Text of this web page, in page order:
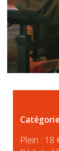
Plein : 18